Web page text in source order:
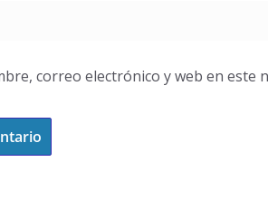
correo electrónico y web en este